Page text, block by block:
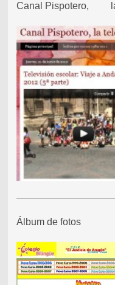
Canal Pispotero, la
Álbum de fotos